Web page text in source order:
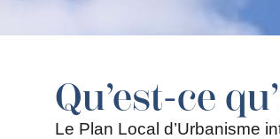
Qu’est-ce
Le Plan Local d’Urbanisme